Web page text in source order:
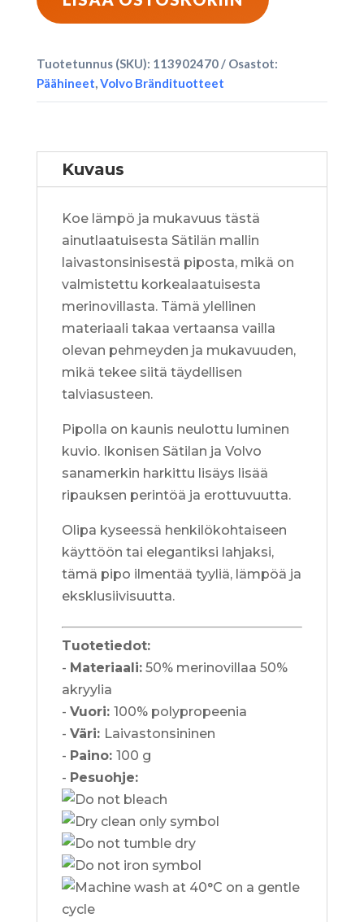
-
määrä
Tuotetunnus (SKU): 113902470
Osastot:
Päähineet,Volvo Brändituotteet
Kuvaus
Koe lämpö ja mukavuus tästä
ainutlaatuisesta Sätilän mallin
laivastonsinisestä piposta, mikä on
valmistettu korkealaatuisesta
merinovillasta. Tämä ylellinen
materiaali takaa vertaansa vailla
olevan pehmeyden ja mukavuuden,
mikä tekee siitä täydellisen
talviasusteen.
Pipolla on kaunis neulottu luminen
kuvio. Ikonisen Sätilan ja Volvo
sanamerkin harkittu lisäys lisää
ripauksen perintöä ja erottuvuutta.
Olipa kyseessä henkilökohtaiseen
käyttöön tai elegantiksi lahjaksi,
tämä pipo ilmentää tyyliä, lämpöä ja
eksklusiivisuutta.
Tuotetiedot:
- Materiaali:50% merinovillaa 50%
akryylia
- Vuori: 100% polypropeenia
- Väri: Laivastonsininen
- Paino: 100 g
- Pesuohje: